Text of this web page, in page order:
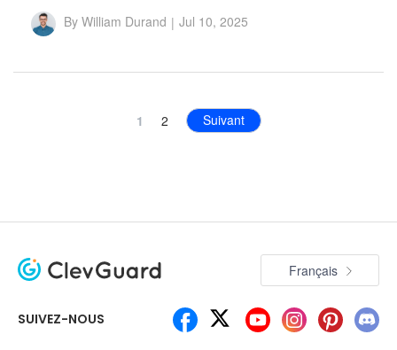
By William Durand | Jul 10, 2025
1 2 Suivant
SUIVEZ-NOUS
Français